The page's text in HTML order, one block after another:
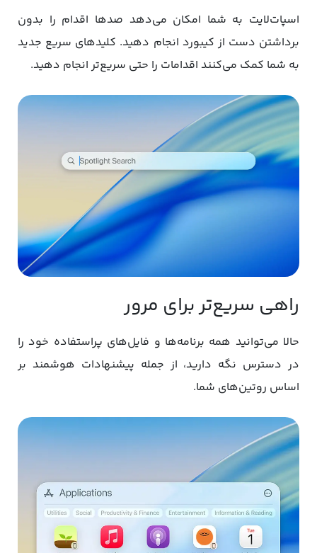
اسپات‌لایت به شما امکان می‌دهد صدها اقدام را بدون
برداشتن دست از کیبورد انجام دهید. کلیدهای سریع جدید
به شما کمک می‌کنند اقدامات را حتی سریع‌تر انجام دهید.
راهی سریع‌تر برای مرور
حالا می‌توانید همه برنامه‌ها و فایل‌های پراستفاده خود را
در دسترس نگه دارید، از جمله پیشنهادات هوشمند بر
اساس روتین‌های شما.